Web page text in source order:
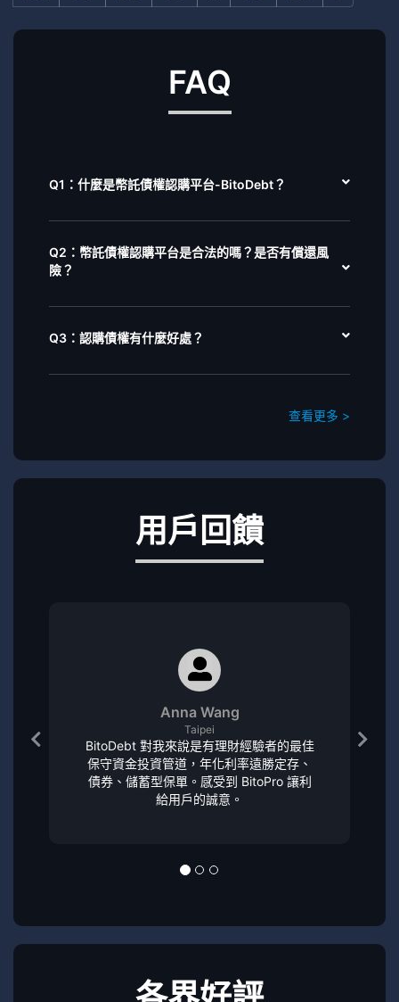
FAQ
Q1：什麼是幣託債權認購平台-BitoDebt？
Q2：幣託債權認購平台是合法的嗎？是否有償還風
險？
Q3：認購債權有什麼好處？
查看更多 >
用戶回饋
Anna Wang
Taipei
BitoDebt 對我來說是有理財經驗者的最佳
保守資金投資管道，年化利率遠勝定存、
債券、儲蓄型保單。感受到 BitoPro 讓利
給用戶的誠意。